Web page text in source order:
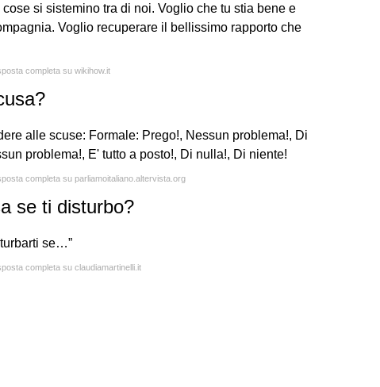
si sistemino tra di noi. Voglio che tu stia bene e
Voglio recuperare il bellissimo rapporto che
completa su wikihow.it
alle scuse: Formale: Prego!, Nessun problema!, Di
problema!, E' tutto a posto!, Di nulla!, Di niente!
completa su parliamoitaliano.altervista.org
se ti disturbo?
se…”
completa su claudiamartinelli.it